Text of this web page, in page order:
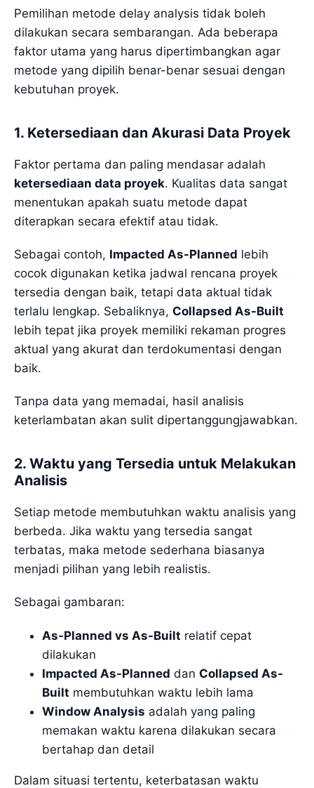
Pemilihan metode delay analysis tidak boleh
dilakukan secara sembarangan. Ada beberapa
faktor utama yang harus dipertimbangkan agar
metode yang dipilih benar-benar sesuai dengan
kebutuhan proyek.
1. Ketersediaan dan Akurasi Data Proyek
Faktor pertama dan paling mendasar adalah
ketersediaan data proyek. Kualitas data sangat
menentukan apakah suatu metode dapat
diterapkan secara efektif atau tidak.
Sebagai contoh, Impacted As-Planned lebih
cocok digunakan ketika jadwal rencana proyek
tersedia dengan baik, tetapi data aktual tidak
terlalu lengkap. Sebaliknya, Collapsed As-Built
lebih tepat jika proyek memiliki rekaman progres
aktual yang akurat dan terdokumentasi dengan
baik.
Tanpa data yang memadai, hasil analisis
keterlambatan akan sulit dipertanggungjawabkan.
2. Waktu yang Tersedia untuk Melakukan
Analisis
Setiap metode membutuhkan waktu analisis yang
berbeda. Jika waktu yang tersedia sangat
terbatas, maka metode sederhana biasanya
menjadi pilihan yang lebih realistis.
Sebagai gambaran:
As-Planned vs As-Built relatif cepat
dilakukan
Impacted As-Planned dan Collapsed As-
Built membutuhkan waktu lebih lama
Window Analysis adalah yang paling
memakan waktu karena dilakukan secara
bertahap dan detail
Dalam situasi tertentu, keterbatasan waktu